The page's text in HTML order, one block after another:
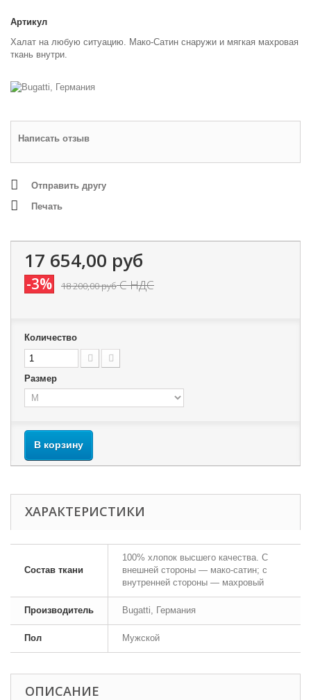
Артикул
Халат на любую ситуацию. Maкo-Cатин снаружи и мягкая махровая
ткань внутри.
Написать отзыв
Отправить другу
Печать
17 654,00 руб
-3% 18 200,00 рубС НДС
Количество
Размер
В корзину
ХАРАКТЕРИСТИКИ
Состав ткани
100% хлопок высшего качества. С
внешней стороны — мако-сатин; с
внутренней стороны — махровый
Производитель Bugatti, Германия
Пол Мужской
ОПИСАНИЕ